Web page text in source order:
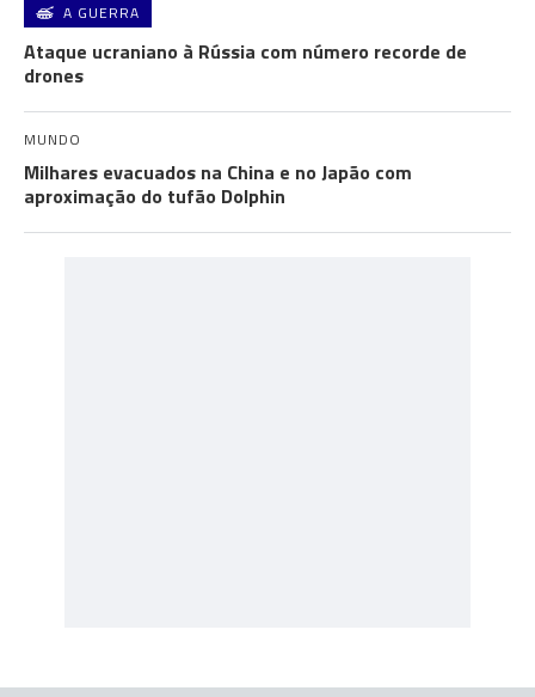
A GUERRA
Ataque ucraniano à Rússia com número recorde de
drones
MUNDO
Milhares evacuados na China e no Japão com
aproximação do tufão Dolphin